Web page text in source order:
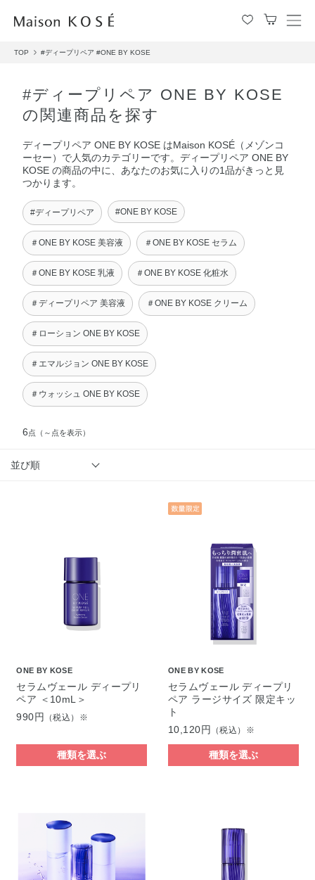
メ
TOP #ディープリペア #ONE BY KOSE
#ディープリペア ONE BY KOSE
の関連商品を探す
ディープリペア ONE BY KOSE はMaison KOSÉ（メゾンコ
ーセー）で人気のカテゴリーです。ディープリペア ONE BY
KOSE の商品の中に、あなたのお気に入りの1品がきっと見
つかります。
#ディープリペア #ONE BY KOSE
＃ONE BY KOSE 美容液 ＃ONE BY KOSE セラム
＃ONE BY KOSE 乳液 ＃ONE BY KOSE 化粧水
＃ディープリペア 美容液 ＃ONE BY KOSE クリーム
＃ローション ONE BY KOSE
＃エマルジョン ONE BY KOSE
＃ウォッシュ ONE BY KOSE
6点 （～点を表示）
並び順
ONE BY KOSE
セラムヴェール ディープリ
ペア ＜10mL＞
990円
（税込）※
種類を選ぶ
ONE BY KOSE
セラムヴェール ディープリ
ペア ラージサイズ 限定キッ
ト
10,120円
（税込）※
種類を選ぶ